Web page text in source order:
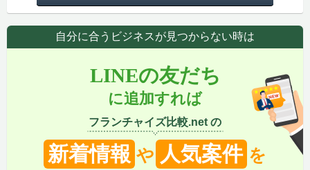
自分に合うビジネスが見つからない時は
LINEの友だち
に追加すれば
フランチャイズ比較.net の
新着情報 や 人気案件 を